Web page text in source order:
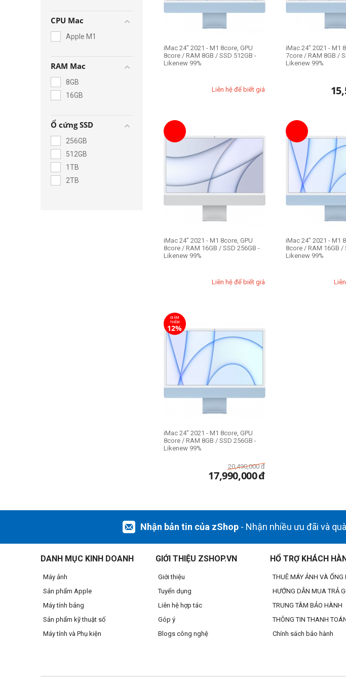
CPU Mac
Apple M1
RAM Mac
8GB
16GB
Ổ cứng SSD
256GB
512GB
1TB
2TB
iMac 24" 2021 - M1 8core, GPU
8core / RAM 8GB / SSD 512GB -
Likenew 99%
Liên hệ để biết giá
iMac 24" 2021 - M1
7core / RAM 8GB /
Likenew 99%
iMac 24" 2021 - M1 8core, GPU
8core / RAM 16GB / SSD 256GB -
Likenew 99%
Liên hệ để biết giá
iMac 24" 2021 - M1
8core / RAM 16GB /
Likenew 99%
GIẢM
THÊM
12%
iMac 24" 2021 - M1 8core, GPU
8core / RAM 8GB / SSD 256GB -
Likenew 99%
20,490,000 đ
17,990,000đ
Nhận bản tin của zShop - Nhận nhiều ưu đãi và
DANH MỤC KINH DOANH
Máy ảnh
Sản phẩm Apple
Máy tính bảng
Sản phẩm kỹ thuật số
Máy tính và Phụ kiện
GIỚI THIỆU ZSHOP.VN
Giới thiệu
Tuyển dụng
Liên hệ hợp tác
Góp ý
Blogs công nghệ
HỔ TRỢ KHÁCH
THUÊ MÁY ẢNH VÀ ỐNG
HƯỚNG DẪN MUA TRẢ
TRUNG TÂM BẢO HÀNH
THÔNG TIN THANH
Chính sách bảo hành